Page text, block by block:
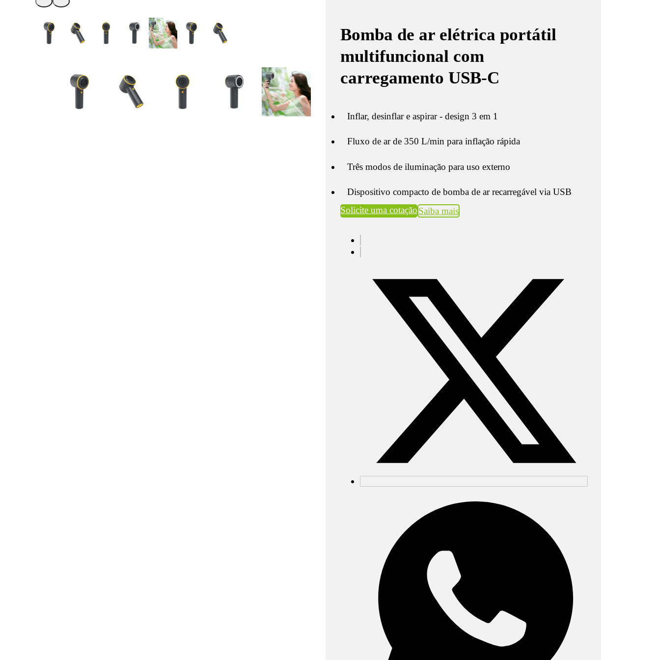
Bomba de ar elétrica portátil
multifuncional com
carregamento USB-C
Inflar, desinflar e aspirar - design 3 em 1
Fluxo de ar de 350 L/min para inflação rápida
Três modos de iluminação para uso externo
Dispositivo compacto de bomba de ar recarregável via USB
Solicite uma cotaçãoSaiba mais